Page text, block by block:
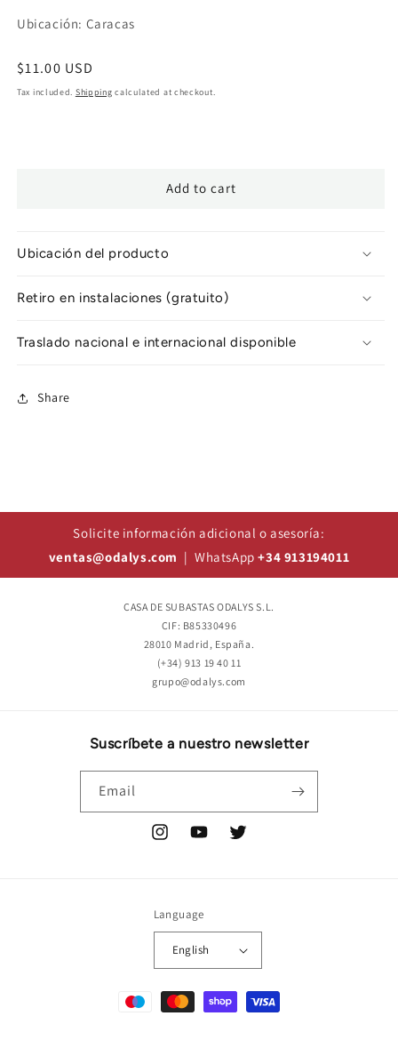
Ubicación: Caracas
Regular
price
$11.00 USD
Tax included. Shipping calculated at checkout.
Add to cart
Ubicación del producto
Retiro en instalaciones (gratuito)
Traslado nacional e internacional disponible
Share
Solicite información adicional o asesoría:
ventas@odalys.com | WhatsApp+34 913194011
CASA DE SUBASTAS ODALYS S.L.
CIF: B85330496
28010 Madrid, España.
(+34) 913 19 40 11
grupo@odalys.com
Suscríbete a nuestro newsletter
Email
InstagramYouTubeTwitter
Language
English
Payment
methods